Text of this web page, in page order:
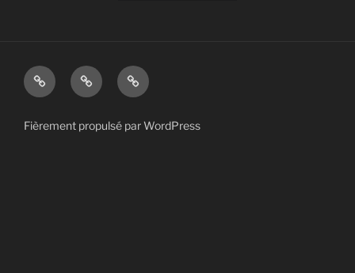
Vlog Vidéos Contact
Fièrement propulsé par WordPress